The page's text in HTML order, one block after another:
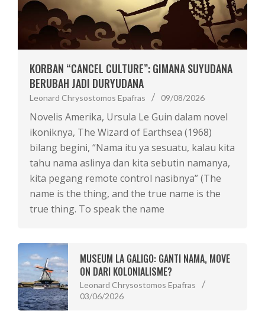
KORBAN “CANCEL CULTURE”: GIMANA SUYUDANA
BERUBAH JADI DURYUDANA
Leonard Chrysostomos Epafras 09/08/2026
Novelis Amerika, Ursula Le Guin dalam novel
ikoniknya, The Wizard of Earthsea (1968)
bilang begini, “Nama itu ya sesuatu, kalau kita
tahu nama aslinya dan kita sebutin namanya,
kita pegang remote control nasibnya” (The
name is the thing, and the true name is the
true thing. To speak the name
MUSEUM LA GALIGO: GANTI NAMA, MOVE
ON DARI KOLONIALISME?
Leonard Chrysostomos Epafras
03/06/2026